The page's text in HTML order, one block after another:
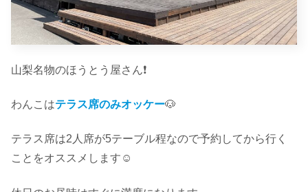
山梨名物のほうとう屋さん❗️
わんこはテラス席のみオッケー🐶
テラス席は2人席が5テーブル程なので予約してから行く
ことをオススメします☺︎